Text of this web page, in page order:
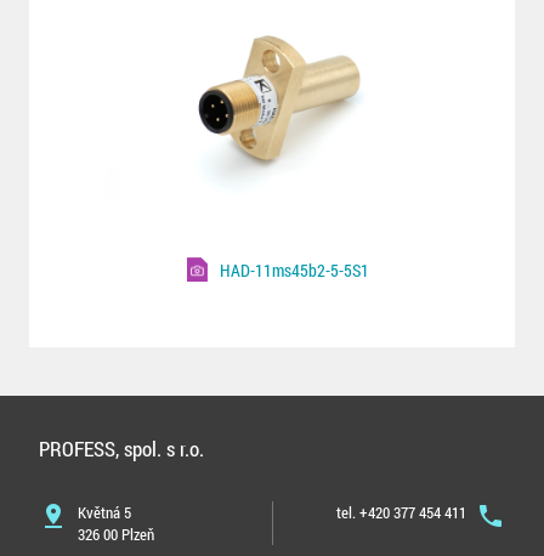
HAD-11ms45b2-5-5S1
PROFESS, spol. s r.o.
pin_drop
Květná 5
326 00 Plzeň
phone
tel. +420 377 454 411